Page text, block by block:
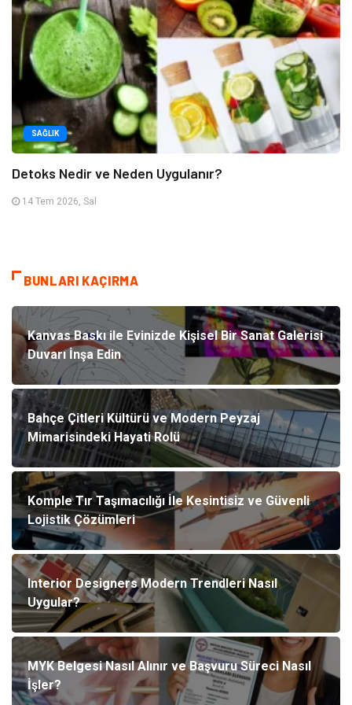
SAĞLIK
Detoks Nedir ve Neden Uygulanır?
14 Tem 2026, Sal
BUNLARI KAÇIRMA
Kanvas Baskı ile Evinizde Kişisel Bir Sanat Galerisi
Duvarı İnşa Edin
Bahçe Çitleri Kültürü ve Modern Peyzaj
Mimarisindeki Hayati Rolü
Komple Tır Taşımacılığı İle Kesintisiz ve Güvenli
Lojistik Çözümleri
Interior Designers Modern Trendleri Nasıl
Uygular?
MYK Belgesi Nasıl Alınır ve Başvuru Süreci Nasıl
İşler?